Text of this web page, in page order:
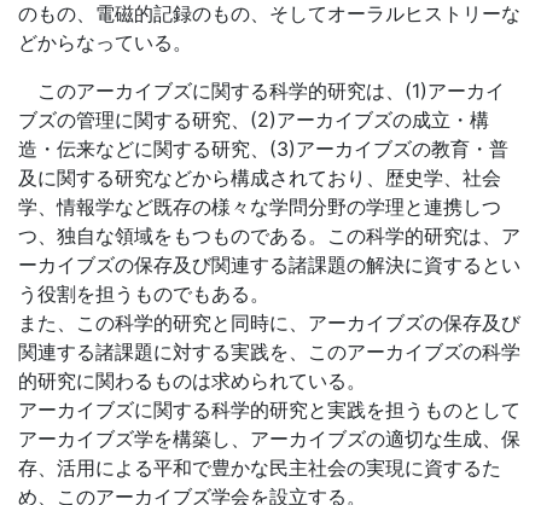
のもの、電磁的記録のもの、そしてオーラルヒストリーな
どからなっている。
このアーカイブズに関する科学的研究は、(1)アーカイ
ブズの管理に関する研究、(2)アーカイブズの成立・構
造・伝来などに関する研究、(3)アーカイブズの教育・普
及に関する研究などから構成されており、歴史学、社会
学、情報学など既存の様々な学問分野の学理と連携しつ
つ、独自な領域をもつものである。この科学的研究は、ア
ーカイブズの保存及び関連する諸課題の解決に資するとい
う役割を担うものでもある。
また、この科学的研究と同時に、アーカイブズの保存及び
関連する諸課題に対する実践を、このアーカイブズの科学
的研究に関わるものは求められている。
アーカイブズに関する科学的研究と実践を担うものとして
アーカイブズ学を構築し、アーカイブズの適切な生成、保
存、活用による平和で豊かな民主社会の実現に資するた
め、このアーカイブズ学会を設立する。